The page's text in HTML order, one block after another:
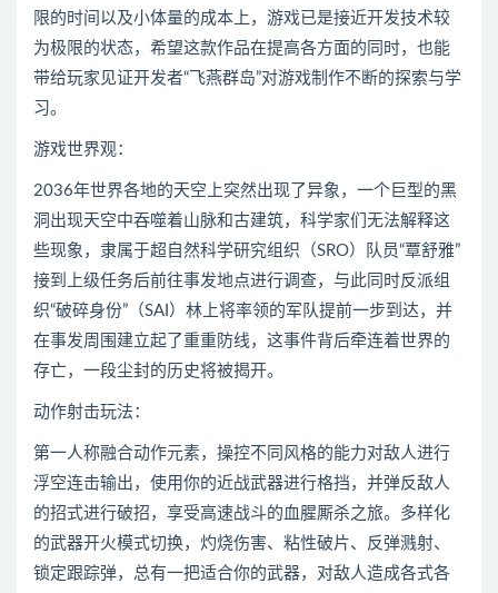
限的时间以及小体量的成本上，游戏已是接近开发技术较
为极限的状态，希望这款作品在提高各方面的同时，也能
带给玩家见证开发者“飞燕群岛”对游戏制作不断的探索与学
习。
游戏世界观：
2036年世界各地的天空上突然出现了异象，一个巨型的黑
洞出现天空中吞噬着山脉和古建筑，科学家们无法解释这
些现象，隶属于超自然科学研究组织（SRO）队员“覃舒雅”
接到上级任务后前往事发地点进行调查，与此同时反派组
织“破碎身份”（SAI）林上将率领的军队提前一步到达，并
在事发周围建立起了重重防线，这事件背后牵连着世界的
存亡，一段尘封的历史将被揭开。
动作射击玩法：
第一人称融合动作元素，操控不同风格的能力对敌人进行
浮空连击输出，使用你的近战武器进行格挡，并弹反敌人
的招式进行破招，享受高速战斗的血腥厮杀之旅。多样化
的武器开火模式切换，灼烧伤害、粘性破片、反弹溅射、
锁定跟踪弹，总有一把适合你的武器，对敌人造成各式各